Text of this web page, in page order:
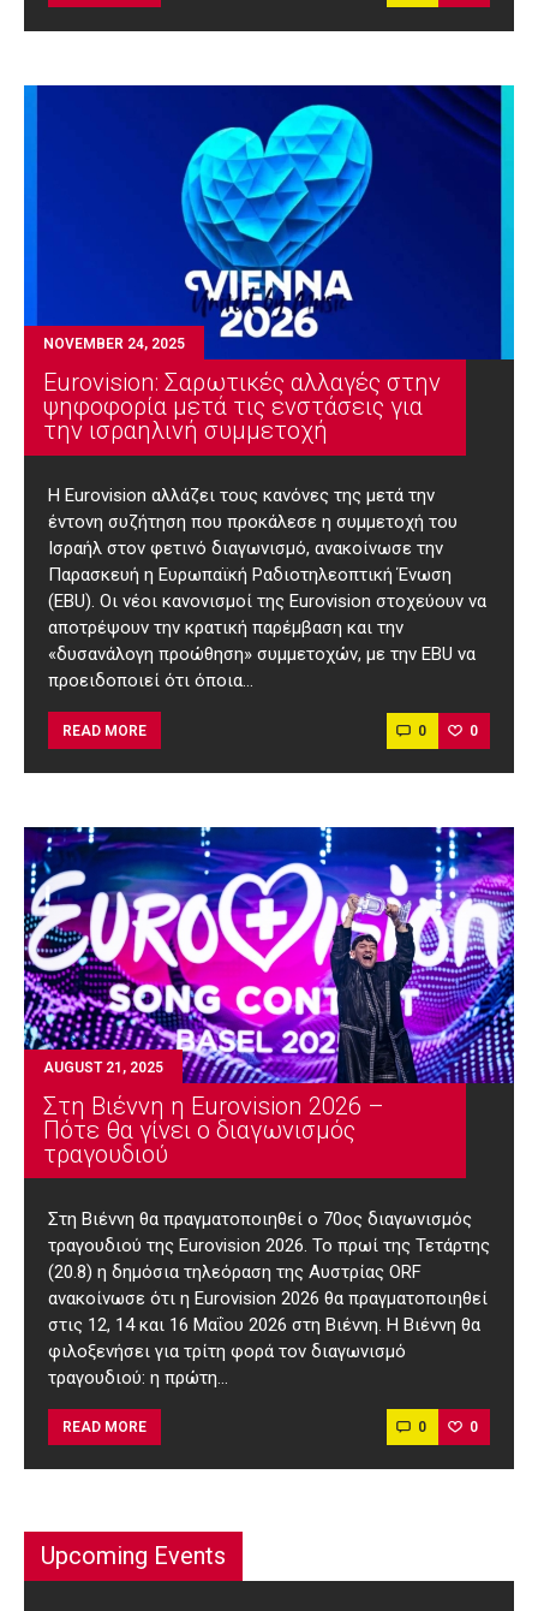
NOVEMBER 24, 2025
Eurovision: Σαρωτικές αλλαγές στην
ψηφοφορία μετά τις ενστάσεις για
την ισραηλινή συμμετοχή
Η Eurovision αλλάζει τους κανόνες της μετά την
έντονη συζήτηση που προκάλεσε η συμμετοχή του
Ισραήλ στον φετινό διαγωνισμό, ανακοίνωσε την
Παρασκευή η Ευρωπαϊκή Ραδιοτηλεοπτική Ένωση
(EBU). Οι νέοι κανονισμοί της Εurovision στοχεύουν να
αποτρέψουν την κρατική παρέμβαση και την
«δυσανάλογη προώθηση» συμμετοχών, με την EBU να
προειδοποιεί ότι όποια…
READ MORE 0 0
AUGUST 21, 2025
Στη Βιέννη η Eurovision 2026 –
Πότε θα γίνει ο διαγωνισμός
τραγουδιού
Στη Βιέννη θα πραγματοποιηθεί ο 70ος διαγωνισμός
τραγουδιού της Eurovision 2026. Το πρωί της Τετάρτης
(20.8) η δημόσια τηλεόραση της Αυστρίας ORF
ανακοίνωσε ότι η Eurovision 2026 θα πραγματοποιηθεί
στις 12, 14 και 16 Μαΐου 2026 στη Βιέννη. Η Βιέννη θα
φιλοξενήσει για τρίτη φορά τον διαγωνισμό
τραγουδιού: η πρώτη…
READ MORE 0 0
Upcoming Events